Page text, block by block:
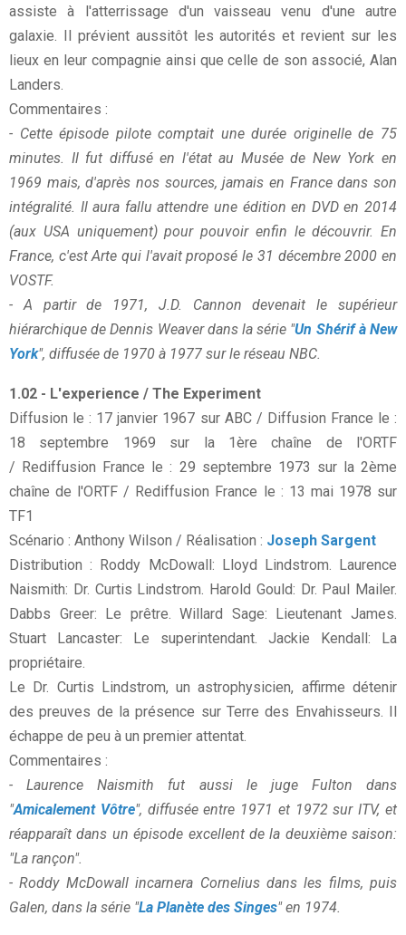
assiste à l'atterrissage d'un vaisseau venu d'une autre
galaxie. Il prévient aussitôt les autorités et revient sur les
lieux en leur compagnie ainsi que celle de son associé, Alan
Landers.
Commentaires :
- Cette épisode pilote comptait une durée originelle de 75
minutes. Il fut diffusé en l'état au Musée de New York en
1969 mais, d'après nos sources, jamais en France dans son
intégralité. Il aura fallu attendre une édition en DVD en 2014
(aux USA uniquement) pour pouvoir enfin le découvrir. En
France, c'est Arte qui l'avait proposé le 31 décembre 2000 en
VOSTF.
- A partir de 1971, J.D. Cannon devenait le supérieur
hiérarchique de Dennis Weaver dans la série "Un Shérif à New
York", diffusée de 1970 à 1977 sur le réseau NBC.
1.02 - L'experience / The Experiment
Diffusion le : 17 janvier 1967 sur ABC / Diffusion France le :
18 septembre 1969 sur la 1ère chaîne de l'ORTF
/ Rediffusion France le : 29 septembre 1973 sur la 2ème
chaîne de l'ORTF / Rediffusion France le : 13 mai 1978 sur
TF1
Scénario : Anthony Wilson / Réalisation : Joseph Sargent
Distribution : Roddy McDowall: Lloyd Lindstrom. Laurence
Naismith: Dr. Curtis Lindstrom. Harold Gould: Dr. Paul Mailer.
Dabbs Greer: Le prêtre. Willard Sage: Lieutenant James.
Stuart Lancaster: Le superintendant. Jackie Kendall: La
propriétaire.
Le Dr. Curtis Lindstrom, un astrophysicien, affirme détenir
des preuves de la présence sur Terre des Envahisseurs. Il
échappe de peu à un premier attentat.
Commentaires :
- Laurence Naismith fut aussi le juge Fulton dans
"Amicalement Vôtre", diffusée entre 1971 et 1972 sur ITV, et
réapparaît dans un épisode excellent de la deuxième saison:
"La rançon".
- Roddy McDowall incarnera Cornelius dans les films, puis
Galen, dans la série "La Planète des Singes" en 1974.